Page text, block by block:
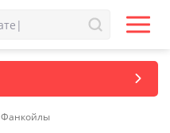
Фанкойлы